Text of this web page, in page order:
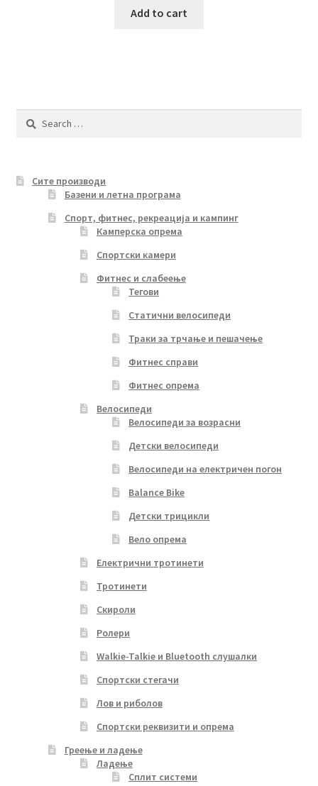
Add to cart
Search
Сите производи
Базени и летна програма
Спорт, фитнес, рекреација и кампинг
Камперска опрема
Спортски камери
Фитнес и слабеење
Тегови
Статични велосипеди
Траки за трчање и пешачење
Фитнес справи
Фитнес опрема
Велосипеди
Велосипеди за возрасни
Детски велосипеди
Велосипеди на електричен погон
Balance Bike
Детски трицикли
Вело опрема
Електрични тротинети
Тротинети
Скироли
Ролери
Walkie-Talkie и Bluetooth слушалки
Спортски стегачи
Лов и риболов
Спортски реквизити и опрема
Греење и ладење
Ладење
Сплит системи